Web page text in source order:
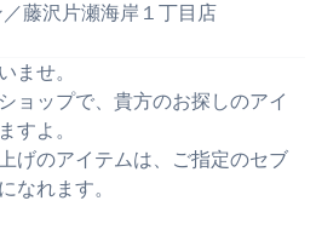
藤沢片瀬海岸１丁目店
ませ。
ョップで、貴方のお探しのアイ
すよ。
げのアイテムは、ご指定のセブ
なれます。